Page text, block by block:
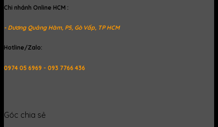
Chi nhánh Online HCM :
- Dương Quảng Hàm, P5, Gò Vấp, TP HCM
Hotline/Zalo:
0974 05 6969 - 093 7766 436
Góc chia sẻ